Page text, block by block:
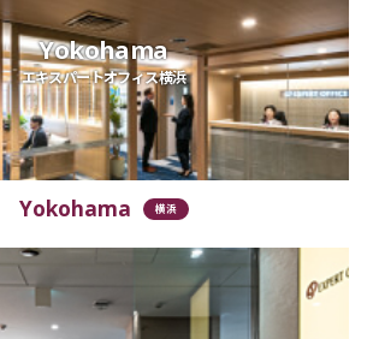
Yokohama
エキスパートオフィス横浜
Yokohama 横浜